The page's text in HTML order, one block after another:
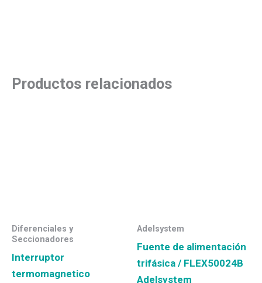
Productos relacionados
Diferenciales y
Seccionadores
Interruptor
termomagnetico
Adelsystem
Fuente de alimentación
trifásica / FLEX50024B
Adelsystem